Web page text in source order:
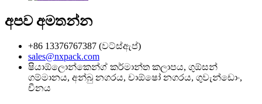
අපව අමතන්න
+86 13376767387 (වට්ස්ඇප්)
sales@nxpack.com
ෂියාඕලොන්කෙන්ග් කර්මාන්ත කලාපය, ගුඕසන්
ගම්මානය, අන්බු නගරය, චාඕෂෝ නගරය, ගුවැන්ඩොං,
චීනය